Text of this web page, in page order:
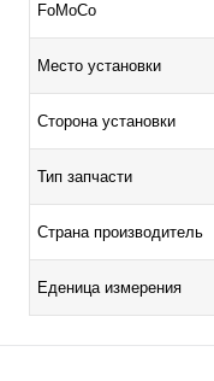
FoMoCo
Место установки
Сторона установки
Тип запчасти
Страна производитель
Еденица измерения